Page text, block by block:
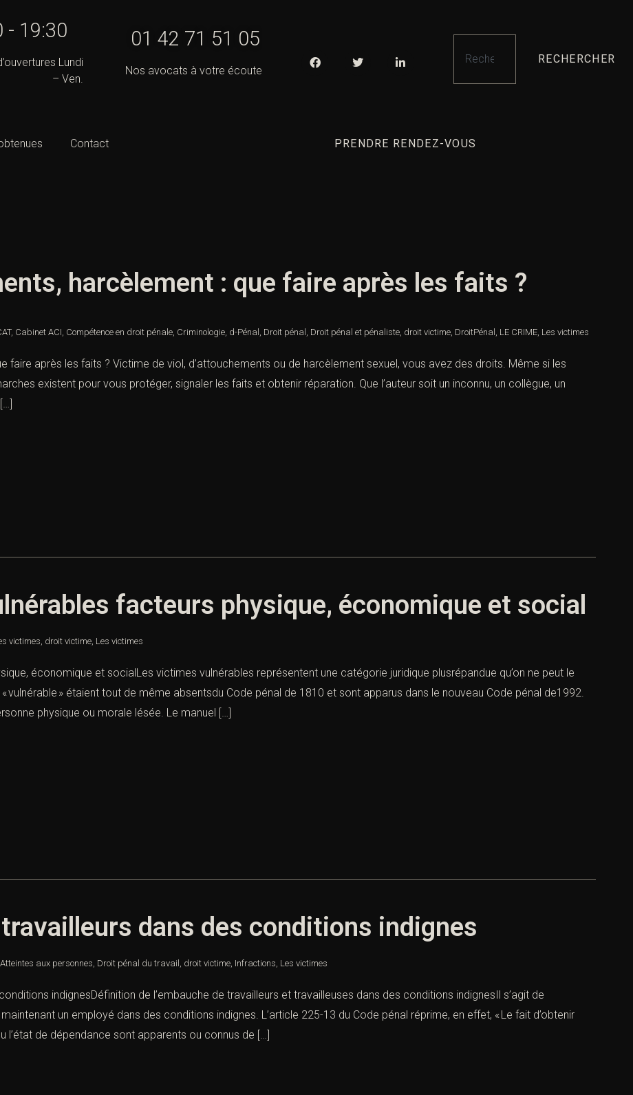
- 19:30
Lundi
– Ven.
01 42 71 51 05
Nos avocats à votre écoute
RECHERCHER
Contact PRENDRE RENDEZ-VOUS
harcèlement : que faire après les faits ?
, Cabinet ACI, Compétence en droit pénale, Criminologie, d-Pénal , Droit pénal , Droit pénal et pénaliste, droit victime, DroitPénal , LE CRIME, Les victimes
faire après les faits ? Victime de viol, d’attouchements ou de harcèlement sexuel, vous avez des droits. Même si les
existent pour vous protéger, signaler les faits et obtenir réparation. Que l’auteur soit un inconnu, un collègue, un
facteurs physique, économique et social
victimes, droit victime, Les victimes
économique et socialLes victimes vulnérables représentent une catégorie juridique plusrépandue qu’on ne peut le
« vulnérable » étaient tout de même absentsdu Code pénal de 1810 et sont apparus dans le nouveau Code pénal de1992.
physique ou morale lésée. Le manuel […]
travailleurs dans des conditions indignes
Atteintes aux personnes, Droit pénal du travail , droit victime, Infractions, Les victimes
indignesDéfinition de l’embauche de travailleurs et travailleuses dans des conditions indignesIl s’agit de
un employé dans des conditions indignes. L’article 225-13 du Code pénal réprime, en effet, « Le fait d’obtenir
l’état de dépendance sont apparents ou connus de […]